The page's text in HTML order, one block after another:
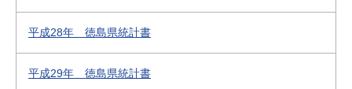
平成28年 徳島県統計書
平成29年 徳島県統計書